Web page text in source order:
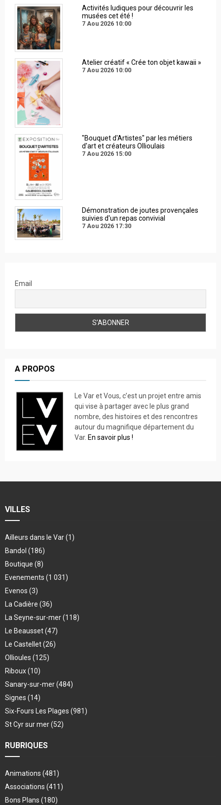
Activités ludiques pour découvrir les
musées cet été !
7 Aou 2026 10:00
Atelier créatif « Crée ton objet kawaii »
7 Aou 2026 10:00
"Bouquet d'Artistes" par les métiers
d'art et créateurs Ollioulais
7 Aou 2026 15:00
Démonstration de joutes provençales
suivies d'un repas convivial
7 Aou 2026 17:30
Email
A PROPOS
Le Var et Vous, c’est un projet entre amis
qui vise à partager avec le plus grand
nombre, des histoires et des rencontres
autour du magnifique département du
Var. En savoir plus !
VILLES
Ailleurs dans le Var(1)
Bandol (186)
Boutique (8)
Evenements (1 031)
Evenos (3)
La Cadière (36)
La Seyne-sur-mer(118)
Le Beausset(47)
Le Castellet(26)
Ollioules (125)
Riboux(10)
Sanary-sur-mer(484)
Signes (14)
Six-Fours Les Plages (981)
St Cyr sur mer(52)
RUBRIQUES
Animations (481)
Associations (411)
Bons Plans (180)